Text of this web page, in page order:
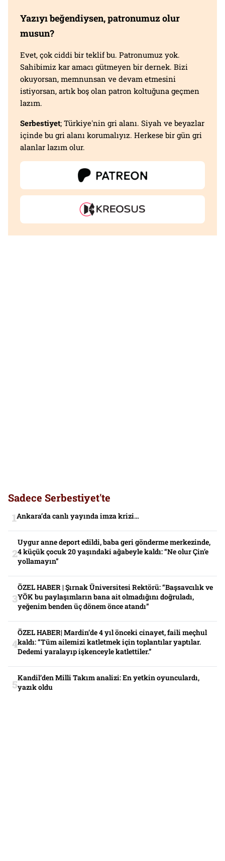
Yazıyı beğendiysen, patronumuz olur
musun?
Evet, çok ciddi bir teklif bu. Patronumuz yok.
Sahibimiz kar amacı gütmeyen bir dernek. Bizi
okuyorsan, memnunsan ve devam etmesini
istiyorsan, artık boş olan patron koltuğuna geçmen
lazım.
Serbestiyet; Türkiye'nin gri alanı. Siyah ve beyazlar
içinde bu gri alanı korumalıyız. Herkese bir gün gri
alanlar lazım olur.
Sadece Serbestiyet'te
Ankara’da canlı yayında imza krizi…
Uygur anne deport edildi, baba geri gönderme merkezinde,
4 küçük çocuk 20 yaşındaki ağabeyle kaldı: “Ne olur Çin’e
yollamayın”
ÖZEL HABER | Şırnak Üniversitesi Rektörü: “Başsavcılık ve
YÖK bu paylaşımların bana ait olmadığını doğruladı,
yeğenim benden üç dönem önce atandı”
ÖZEL HABER| Mardin’de 4 yıl önceki cinayet, faili meçhul
kaldı: “Tüm ailemizi katletmek için toplantılar yaptılar.
Dedemi yaralayıp işkenceyle katlettiler.”
Kandil’den Milli Takım analizi: En yetkin oyunculardı,
yazık oldu